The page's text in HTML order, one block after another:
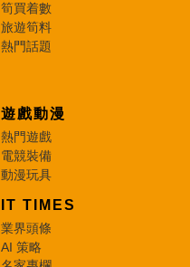
筍買着數
旅遊筍料
熱門話題
遊戲動漫
熱門遊戲
電競裝備
動漫玩具
IT TIMES
業界頭條
AI 策略